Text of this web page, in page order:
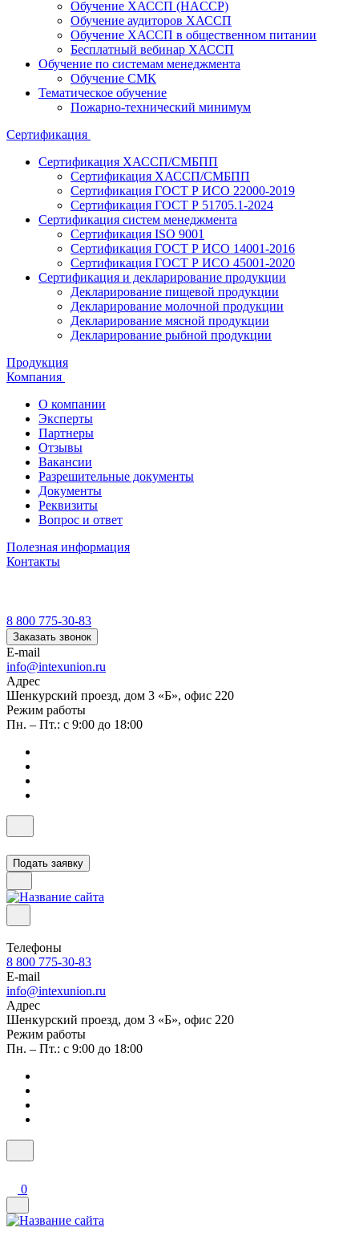
Обучение ХАССП (HACCP)
Обучение аудиторов ХАССП
Обучение ХАССП в общественном питании
Бесплатный вебинар ХАССП
Обучение по системам менеджмента
Обучение СМК
Тематическое обучение
Пожарно-технический минимум
Сертификация
Сертификация ХАССП/СМБПП
Сертификация ХАССП/СМБПП
Сертификация ГОСТ Р ИСО 22000-2019
Сертификация ГОСТ Р 51705.1-2024
Сертификация систем менеджмента
Сертификация ISO 9001
Сертификация ГОСТ Р ИСО 14001-2016
Сертификация ГОСТ Р ИСО 45001-2020
Сертификация и декларирование продукции
Декларирование пищевой продукции
Декларирование молочной продукции
Декларирование мясной продукции
Декларирование рыбной продукции
Продукция
Компания
О компании
Эксперты
Партнеры
Отзывы
Вакансии
Разрешительные документы
Документы
Реквизиты
Вопрос и ответ
Полезная информация
Контакты
8 800 775-30-83
Заказать звонок
E-mail
info@intexunion.ru
Адрес
Шенкурский проезд, дом 3 «Б», офис 220
Режим работы
Пн. – Пт.: с 9:00 до 18:00
Подать заявку
Телефоны
8 800 775-30-83
E-mail
info@intexunion.ru
Адрес
Шенкурский проезд, дом 3 «Б», офис 220
Режим работы
Пн. – Пт.: с 9:00 до 18:00
0